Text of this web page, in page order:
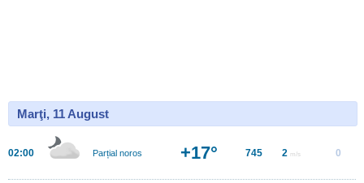
Marţi, 11 August
02:00 Parțial noros +17° 745 2 m/s 0